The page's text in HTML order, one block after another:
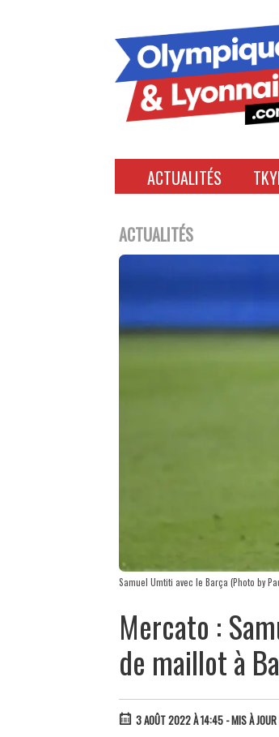
ACTUALITÉS
ACTUALITÉS
Samuel Umtiti avec le Barça (Photo by Pau
Mercato :
de maillot à
3 AOÛT 2022 À 14:45 - MIS À